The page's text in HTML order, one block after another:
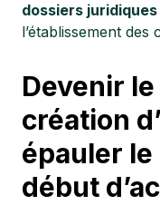
dossiers
l’établissement
Devenir
création
épauler
début